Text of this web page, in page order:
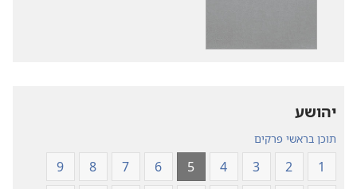
יהושע
תוכן בראשי פרקים
1
2
3
4
5
6
7
8
9